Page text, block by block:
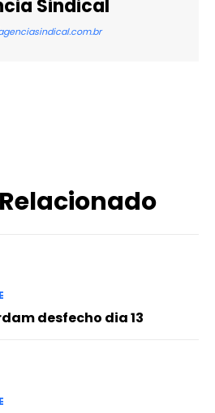
Sindical
desfecho dia 13